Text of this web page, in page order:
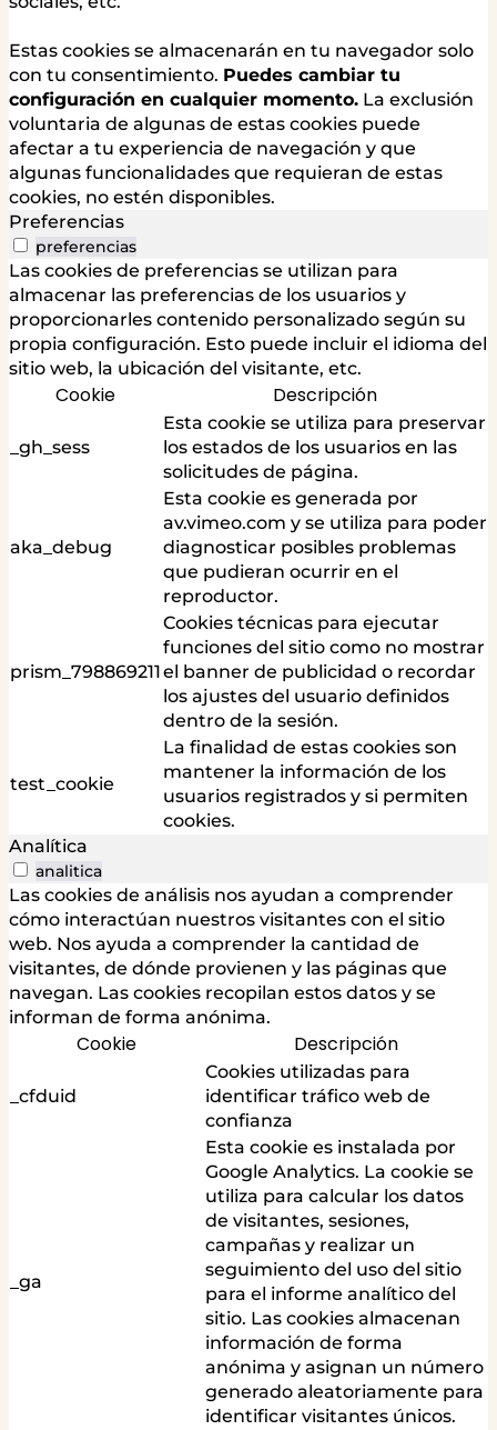
Estas cookies se almacenarán en tu navegador solo
con tu consentimiento. Puedes cambiar tu
configuración en cualquier momento. La exclusión
voluntaria de algunas de estas cookies puede
afectar a tu experiencia de navegación y que
algunas funcionalidades que requieran de estas
cookies, no estén disponibles.
Preferencias
preferencias
Las cookies de preferencias se utilizan para
almacenar las preferencias de los usuarios y
proporcionarles contenido personalizado según su
propia configuración. Esto puede incluir el idioma del
sitio web, la ubicación del visitante, etc.
Cookie Descripción
_gh_sess
Esta cookie se utiliza para preservar
los estados de los usuarios en las
solicitudes de página.
aka_debug
Esta cookie es generada por
av.vimeo.com y se utiliza para poder
diagnosticar posibles problemas
que pudieran ocurrir en el
reproductor.
prism_798869211
Cookies técnicas para ejecutar
funciones del sitio como no mostrar
el banner de publicidad o recordar
los ajustes del usuario definidos
dentro de la sesión.
test_cookie
La finalidad de estas cookies son
mantener la información de los
usuarios registrados y si permiten
cookies.
Analítica
analitica
Las cookies de análisis nos ayudan a comprender
cómo interactúan nuestros visitantes con el sitio
web. Nos ayuda a comprender la cantidad de
visitantes, de dónde provienen y las páginas que
navegan. Las cookies recopilan estos datos y se
informan de forma anónima.
Cookie Descripción
_cfduid
Cookies utilizadas para
identificar tráfico web de
confianza
_ga
Esta cookie es instalada por
Google Analytics. La cookie se
utiliza para calcular los datos
de visitantes, sesiones,
campañas y realizar un
seguimiento del uso del sitio
para el informe analítico del
sitio. Las cookies almacenan
información de forma
anónima y asignan un número
generado aleatoriamente para
identificar visitantes únicos.